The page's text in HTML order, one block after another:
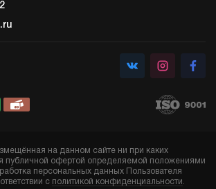
на данном сайте ни при каких
публичной офертой определяемой положениями
персональных данных Пользователя
с политикой конфиденциальности